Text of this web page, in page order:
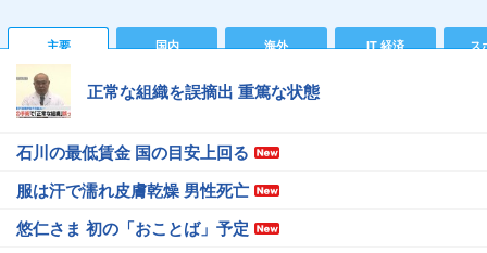
主要 国内 海外 IT 経済 ス
正常な組織を誤摘出 重篤な状態
石川の最低賃金 国の目安上回る
服は汗で濡れ皮膚乾燥 男性死亡
悠仁さま 初の「おことば」予定